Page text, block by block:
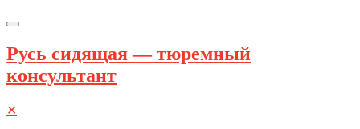
Русь сидящая — тюремный
консультант
✕